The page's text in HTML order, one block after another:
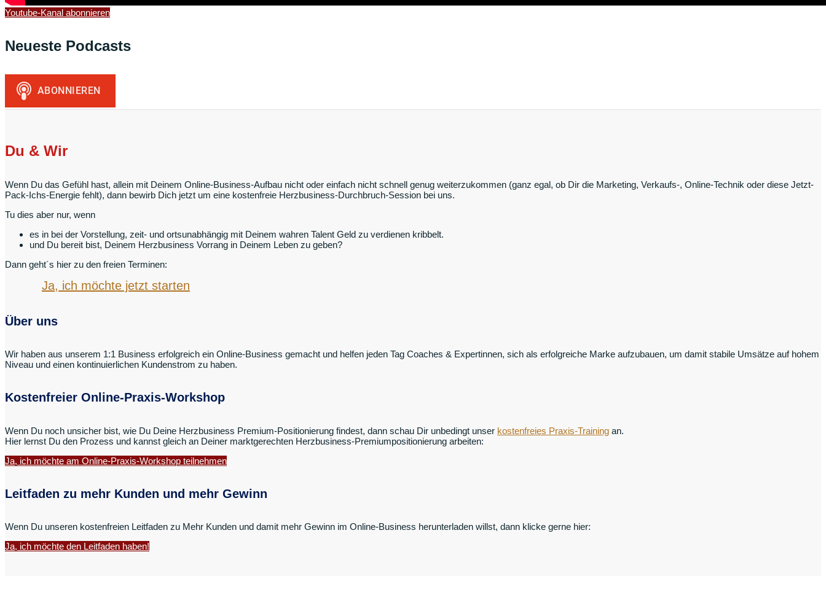
Youtube-Kanal abonnieren
Neueste Podcasts
Du & Wir
Wenn Du das Gefühl hast, allein mit Deinem Online-Business-Aufbau nicht oder einfach nicht schnell genug weiterzukommen (ganz egal, ob Dir die Marketing, Verkaufs-, Online-Technik oder diese Jetzt-
Pack-Ichs-Energie fehlt), dann bewirb Dich jetzt um eine kostenfreie Herzbusiness-Durchbruch-Session bei uns.
Tu dies aber nur, wenn
es in bei der Vorstellung, zeit- und ortsunabhängig mit Deinem wahren Talent Geld zu verdienen kribbelt.
und Du bereit bist, Deinem Herzbusiness Vorrang in Deinem Leben zu geben?
Dann geht´s hier zu den freien Terminen:
Ja, ich möchte jetzt starten
Über uns
Wir haben aus unserem 1:1 Business erfolgreich ein Online-Business gemacht und helfen jeden Tag Coaches & Expertinnen, sich als erfolgreiche Marke aufzubauen, um damit stabile Umsätze auf hohem
Niveau und einen kontinuierlichen Kundenstrom zu haben.
Kostenfreier Online-Praxis-Workshop
Wenn Du noch unsicher bist, wie Du Deine Herzbusiness Premium-Positionierung findest, dann schau Dir unbedingt unser kostenfreies Praxis-Training an.
Hier lernst Du den Prozess und kannst gleich an Deiner marktgerechten Herzbusiness-Premiumpositionierung arbeiten:
Ja, ich möchte am Online-Praxis-Workshop teilnehmen
Leitfaden zu mehr Kunden und mehr Gewinn
Wenn Du unseren kostenfreien Leitfaden zu Mehr Kunden und damit mehr Gewinn im Online-Business herunterladen willst, dann klicke gerne hier:
Ja, ich möchte den Leitfaden haben!